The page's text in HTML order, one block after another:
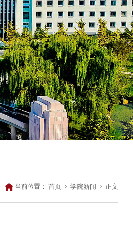
当前位置： 首页 > 学院新闻 > 正文